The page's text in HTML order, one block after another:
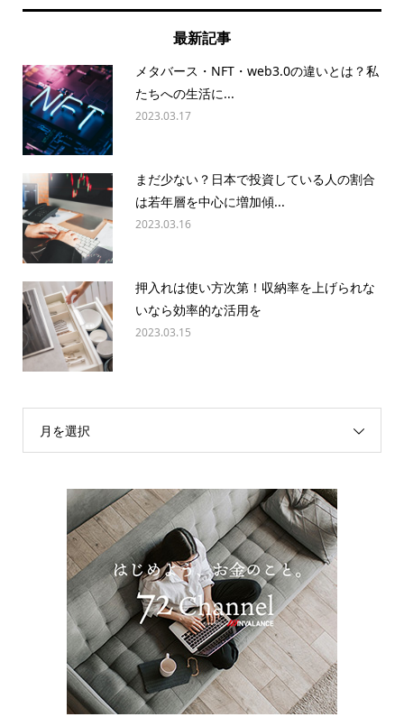
最新記事
メタバース・NFT・web3.0の違いとは？私
たちへの生活に...
2023.03.17
まだ少ない？日本で投資している人の割合
は若年層を中心に増加傾...
2023.03.16
押入れは使い方次第！収納率を上げられな
いなら効率的な活用を
2023.03.15
月を選択